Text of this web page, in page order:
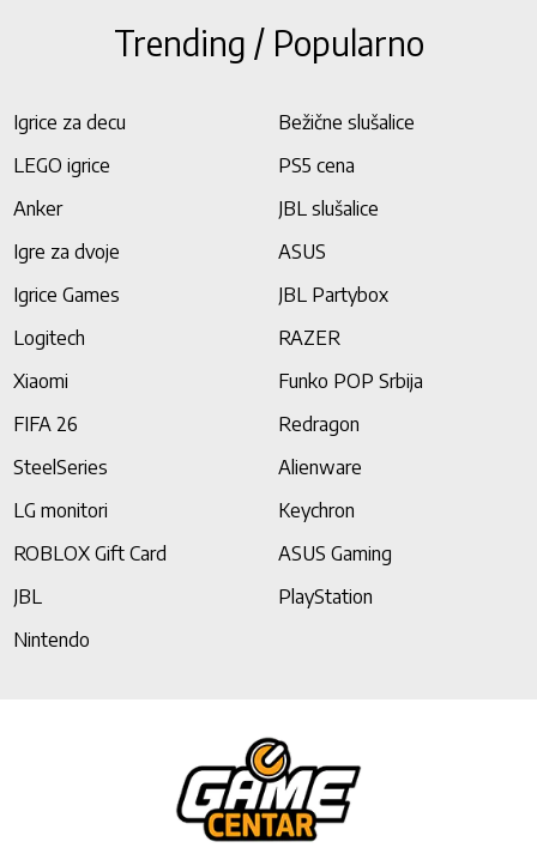
Trending / Popularno
Igrice za decu
Bežične slušalice
LEGO igrice
PS5 cena
Anker
JBL slušalice
Igre za dvoje
ASUS
Igrice Games
JBL Partybox
Logitech
RAZER
Xiaomi
Funko POP Srbija
FIFA 26
Redragon
SteelSeries
Alienware
LG monitori
Keychron
ROBLOX Gift Card
ASUS Gaming
JBL
PlayStation
Nintendo